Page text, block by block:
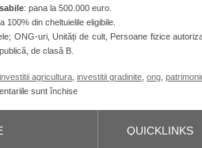
: pana la 500.000 euro.
100% din cheltuielile eligibile.
ONG‐uri, Unități de cult, Persoane fizice
de clasă B.
investitii agricultura investitii gradinite ong
sunt închisepentru
QUICKLINKS